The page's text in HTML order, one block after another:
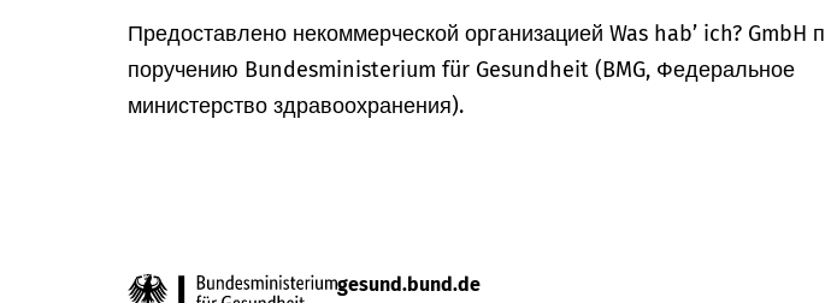
Предоставлено некоммерческой организацией Was hab’ ich? GmbH
поручению Bundesministerium für Gesundheit (BMG, Федеральное
министерство здравоохранения).
gesund.bund.de